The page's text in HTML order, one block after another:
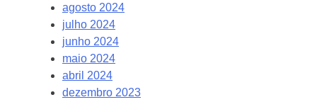
agosto 2024
julho 2024
junho 2024
maio 2024
abril 2024
dezembro 2023